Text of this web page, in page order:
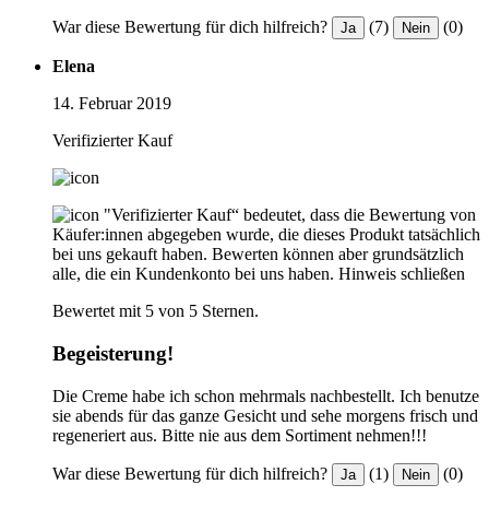
War diese Bewertung für dich hilfreich? Ja (7) Nein (0)
Elena
14. Februar 2019
Verifizierter Kauf
"Verifizierter Kauf“ bedeutet, dass die Bewertung von
Käufer:innen abgegeben wurde, die dieses Produkt tatsächlich
bei uns gekauft haben. Bewerten können aber grundsätzlich
alle, die ein Kundenkonto bei uns haben. Hinweis schließen
Bewertet mit 5 von 5 Sternen.
Begeisterung!
Die Creme habe ich schon mehrmals nachbestellt. Ich benutze
sie abends für das ganze Gesicht und sehe morgens frisch und
regeneriert aus. Bitte nie aus dem Sortiment nehmen!!!
War diese Bewertung für dich hilfreich? Ja (1) Nein (0)